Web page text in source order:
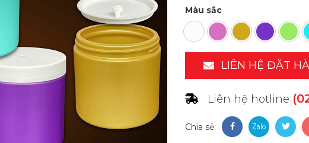
Màu sắc
LIÊN HỆ ĐẶT
Liên hệ hotline
Chia sẻ: